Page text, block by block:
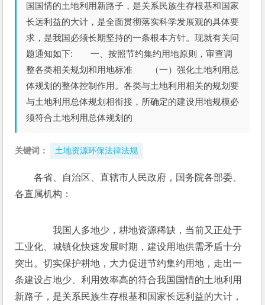
国国情的土地利用新路子，是关系民族生存根基和国家
长远利益的大计，是全面贯彻落实科学发展观的具体要
求，是我国必须长期坚持的一条根本方针。现就有关问
题通知如下: 一、按照节约集约用地原则，审查调
整各类相关规划和用地标准 （一）强化土地利用总
体规划的整体控制作用。各类与土地利用相关的规划要
与土地利用总体规划相衔接，所确定的建设用地规模必
须符合土地利用总体规划的
关键词： 土地资源环保法律法规
各省、自治区、直辖市人民政府，国务院各部委、
各直属机构：
我国人多地少，耕地资源稀缺，当前又正处于
工业化、城镇化快速发展时期，建设用地供需矛盾十分
突出。切实保护耕地，大力促进节约集约用地，走出一
条建设占地少、利用效率高的符合我国国情的土地利用
新路子，是关系民族生存根基和国家长远利益的大计，